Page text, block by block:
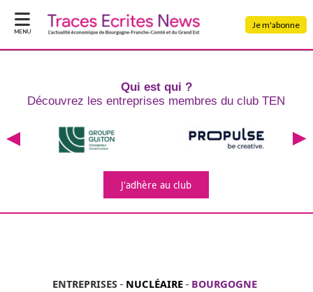
MENU
Je m'abonne
Qui est qui ?
Découvrez les entreprises membres du club TEN
J'adhèreau club
ENTREPRISES - NUCLÉAIRE - BOURGOGNE